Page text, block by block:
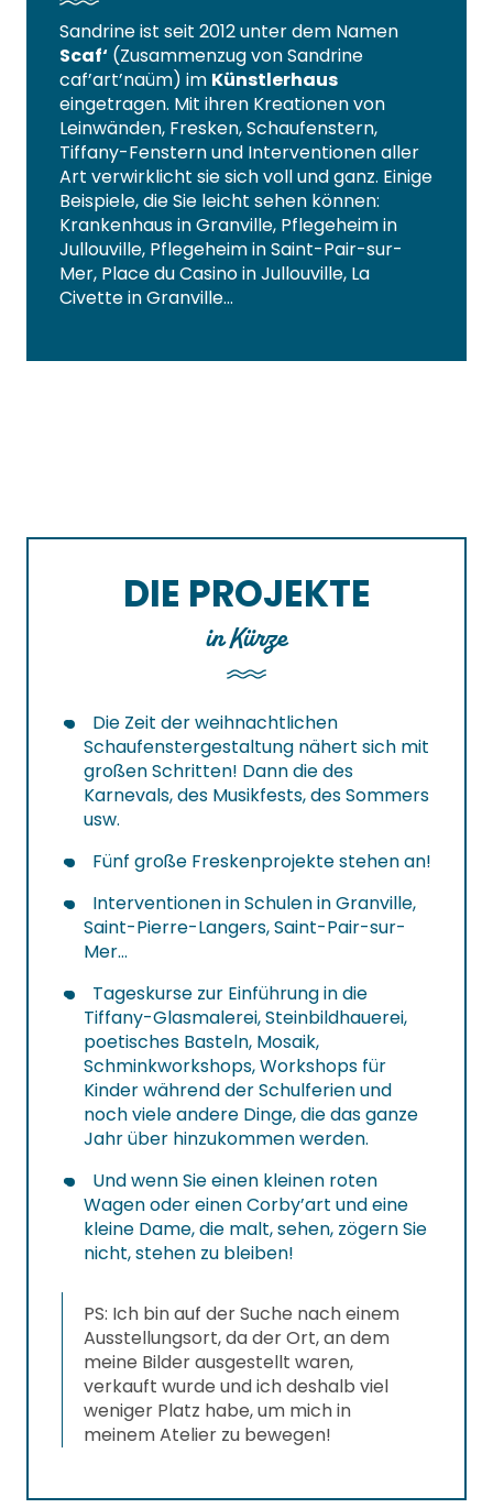
Sandrine ist seit 2012 unter dem Namen
Scaf‘ (Zusammenzug von Sandrine
caf’art’naüm) im Künstlerhaus
eingetragen. Mit ihren Kreationen von
Leinwänden, Fresken, Schaufenstern,
Tiffany-Fenstern und Interventionen aller
Art verwirklicht sie sich voll und ganz. Einige
Beispiele, die Sie leicht sehen können:
Krankenhaus in Granville, Pflegeheim in
Jullouville, Pflegeheim in Saint-Pair-sur-
Mer, Place du Casino in Jullouville, La
Civette in Granville…
DIE PROJEKTE
in Kürze
Die Zeit der weihnachtlichen
Schaufenstergestaltung nähert sich mit
großen Schritten! Dann die des
Karnevals, des Musikfests, des Sommers
usw.
Fünf große Freskenprojekte stehen an!
Interventionen in Schulen in Granville,
Saint-Pierre-Langers, Saint-Pair-sur-
Mer…
Tageskurse zur Einführung in die
Tiffany-Glasmalerei, Steinbildhauerei,
poetisches Basteln, Mosaik,
Schminkworkshops, Workshops für
Kinder während der Schulferien und
noch viele andere Dinge, die das ganze
Jahr über hinzukommen werden.
Und wenn Sie einen kleinen roten
Wagen oder einen Corby’art und eine
kleine Dame, die malt, sehen, zögern Sie
nicht, stehen zu bleiben!
PS: Ich bin auf der Suche nach einem
Ausstellungsort, da der Ort, an dem
meine Bilder ausgestellt waren,
verkauft wurde und ich deshalb viel
weniger Platz habe, um mich in
meinem Atelier zu bewegen!